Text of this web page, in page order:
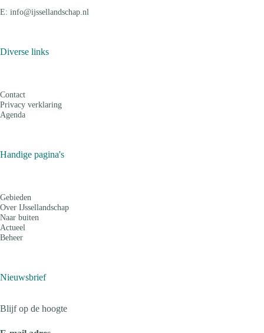
E: info@ijssellandschap.nl
Diverse links
Contact
Privacy verklaring
Agenda
Handige pagina's
Gebieden
Over IJssellandschap
Naar buiten
Actueel
Beheer
Nieuwsbrief
Blijf op de hoogte